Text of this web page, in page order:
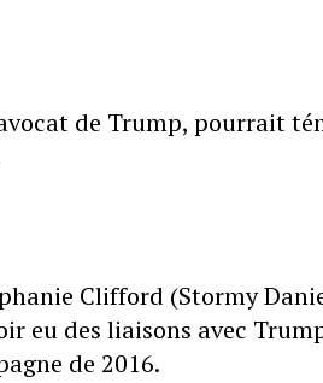
de Trump, pourrait
Clifford (Stormy
eu des liaisons avec
de 2016.